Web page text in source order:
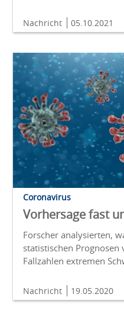
Nachricht 05.10.2021
Coronavirus
Vorhersage fast
Forscher analysierten,
statistischen Prognosen
Fallzahlen extremen
Nachricht 19.05.2020